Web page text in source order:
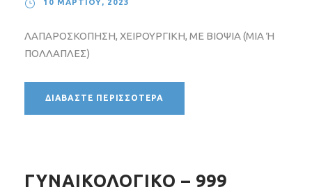
10 ΜΑΡΤΊΟΥ, 2023
ΛΑΠΑΡΟΣΚΟΠΗΣΗ, ΧΕΙΡΟΥΡΓΙΚΗ, ΜΕ ΒΙΟΨΙΑ (ΜΙΑ Ή
ΠΟΛΛΑΠΛΕΣ)
ΔΙΑΒΆΣΤΕ ΠΕΡΙΣΣΌΤΕΡΑ
ΓΥΝΑΙΚΟΛΟΓΙΚΟ – 999